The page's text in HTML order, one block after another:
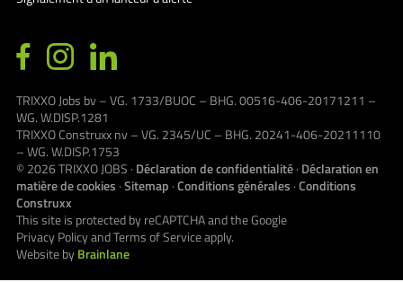
TRIXXO Jobs bv – VG. 1733/BUOC – BHG. 00516-406-20171211 –
WG. W.DISP.1281
TRIXXO Construxx nv – VG. 2345/UC – BHG. 20241-406-20211110
– WG. W.DISP.1753
© 2026TRIXXO JOBS · Déclaration de confidentialité· Déclaration en
matière de cookies ·Sitemap ·Conditions générales ·Conditions
Construxx
This site is protected by reCAPTCHA and the Google
Privacy PolicyandTerms of Serviceapply.
Website byBrainlane